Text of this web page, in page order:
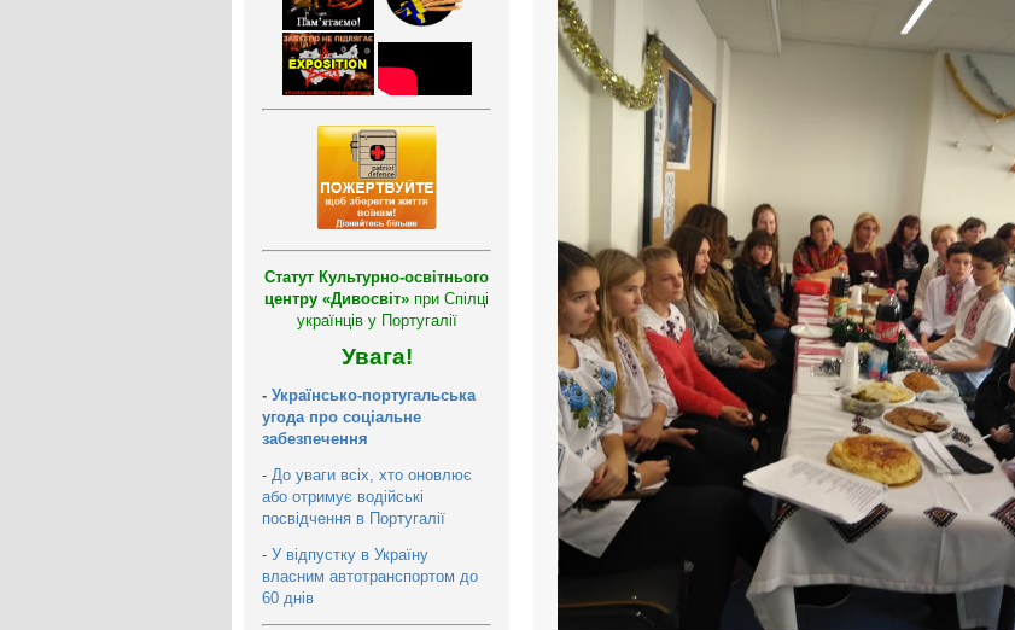
Статут Культурно-освітнього
центру «Дивосвіт» при Спілці
українців у Португалії
Увага!
- Українсько-португальська
угода про соціальне
забезпечення
- До уваги всіх, хто оновлює
або отримує водійські
посвідчення в Португалії
- У відпустку в Україну
власним автотранспортом до
60 днів